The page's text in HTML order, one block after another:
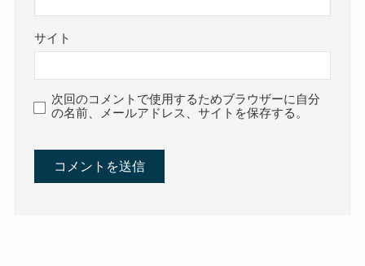
サイト
次回のコメントで使用するためブラウザーに自分
の名前、メールアドレス、サイトを保存する。